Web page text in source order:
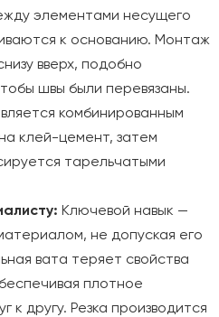
элементами несущего
к основанию. Монтаж
вверх, подобно
швы были перевязаны.
комбинированным
клей-цемент, затем
тарельчатыми
Ключевой навык —
не допуская его
вата теряет свойства
плотное
к другу. Резка производится